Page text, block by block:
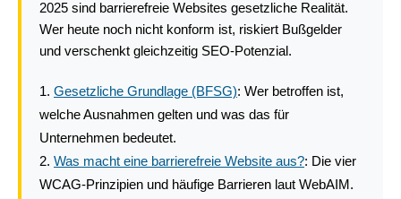
2025 sind barrierefreie Websites gesetzliche Realität.
Wer heute noch nicht konform ist, riskiert Bußgelder
und verschenkt gleichzeitig SEO-Potenzial.
Gesetzliche Grundlage (BFSG): Wer betroffen ist,
welche Ausnahmen gelten und was das für
Unternehmen bedeutet.
Was macht eine barrierefreie Website aus?: Die vier
WCAG-Prinzipien und häufige Barrieren laut WebAIM.